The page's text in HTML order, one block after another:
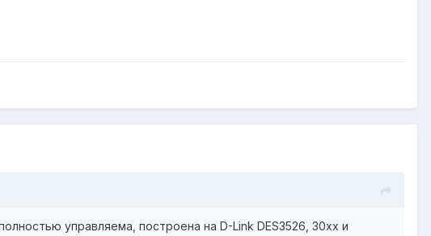
управляема, построена на D-Link DES3526, 30xx и